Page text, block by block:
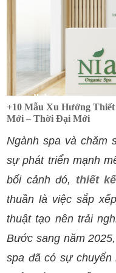
+10 Mẫu Xu Hướng
Mới – Thời Đại Mới
Ngành spa và chăm
sự phát triển mạnh
bối cảnh đó, thiết
thuần là việc sắp
thuật tạo nên trải
Bước sang năm
spa đã có sự